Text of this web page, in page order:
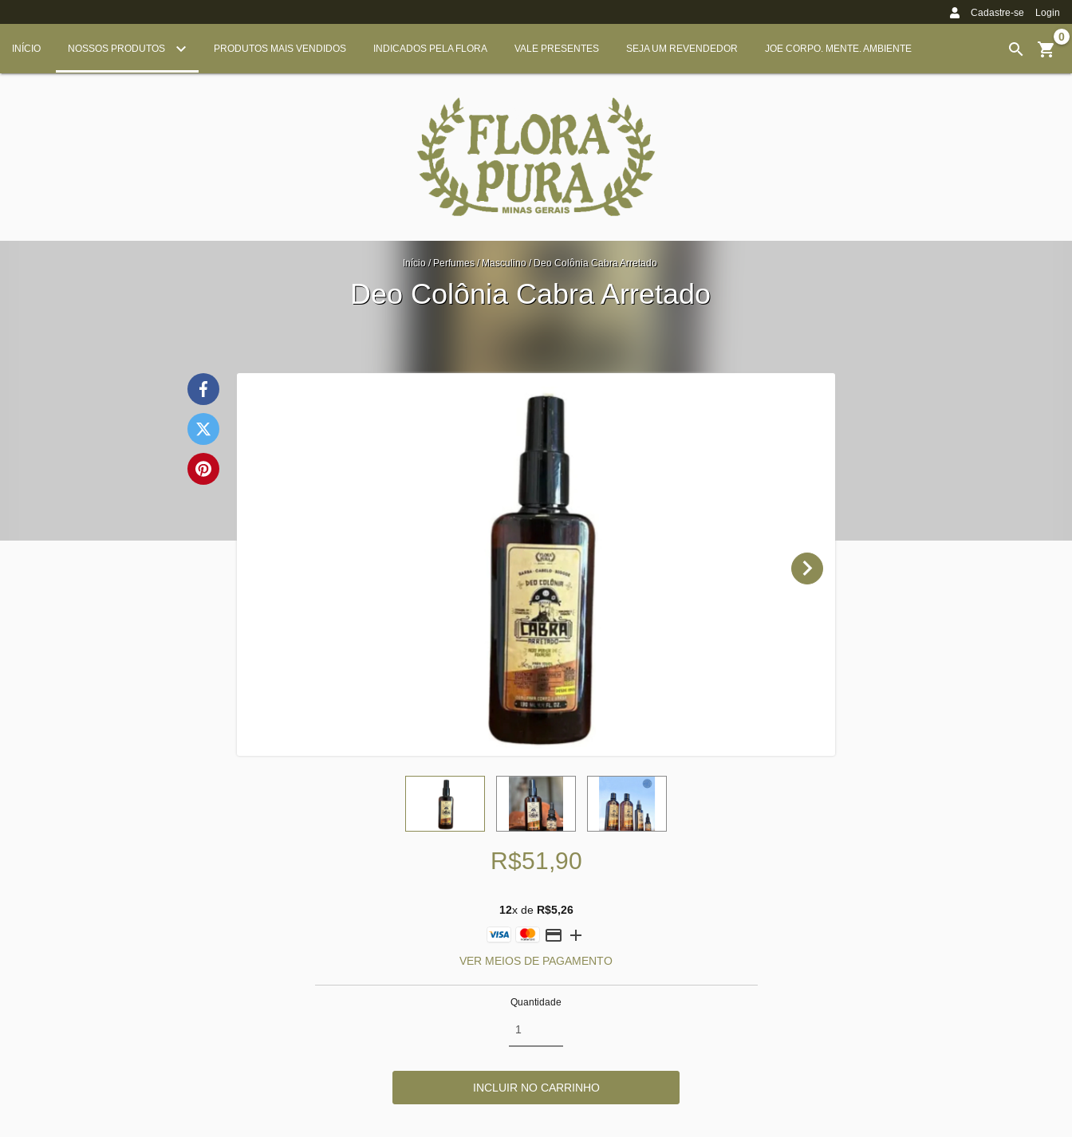
Cadastre-se Login
INÍCIO NOSSOS PRODUTOS PRODUTOS MAIS VENDIDOS INDICADOS PELA FLORA VALE PRESENTES SEJA UM REVENDEDOR JOE CORPO. MENTE. AMBIENTE
0
Início / Perfumes / Masculino / Deo Colônia Cabra Arretado
Deo Colônia Cabra Arretado
R$51,90
12x de R$5,26
VER MEIOS DE PAGAMENTO
Quantidade